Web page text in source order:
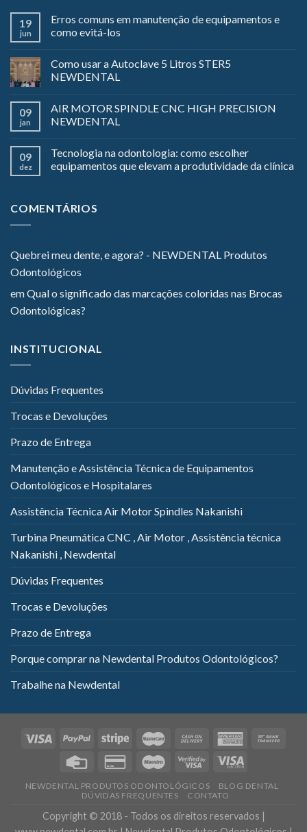
19
jun
Erros comuns em manutenção de equipamentos e
como evitá-los
Como usar a Autoclave 5 Litros STER5
NEWDENTAL
09
jan
AIR MOTOR SPINDLE CNC HIGH PRECISION
NEWDENTAL
09
dez
Tecnologia na odontologia: como escolher
equipamentos que elevam a produtividade da clínica
COMENTÁRIOS
Quebrei meu dente, e agora? - NEWDENTAL Produtos
Odontológicos
emQual o significado das marcações coloridas nas Brocas
Odontológicas?
INSTITUCIONAL
Dúvidas Frequentes
Trocas e Devoluções
Prazo de Entrega
Manutenção e Assistência Técnica de Equipamentos
Odontológicos e Hospitalares
Assistência Técnica Air Motor Spindles Nakanishi
Turbina Pneumática CNC , Air Motor , Assistência técnica
Nakanishi , Newdental
Dúvidas Frequentes
Trocas e Devoluções
Prazo de Entrega
Porque comprar na Newdental Produtos Odontológicos?
Trabalhe na Newdental
NEWDENTAL PRODUTOS ODONTOLÓGICOS
BLOG DENTAL
DÚVIDAS FREQUENTES
CONTATO
Copyright © 2018 - Todos os direitos reservados |